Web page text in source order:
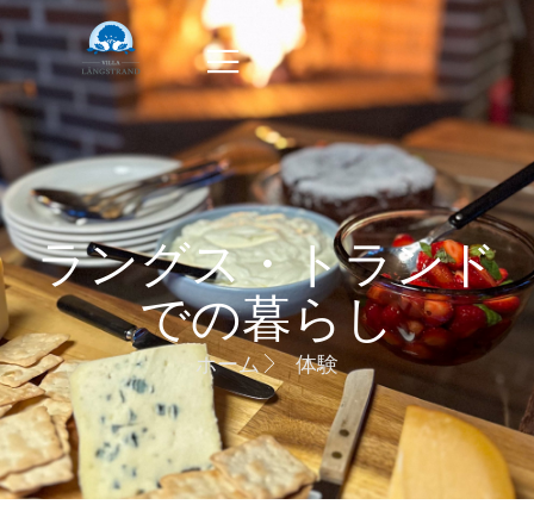
ラングス・トランド
での暮らし
ホーム 体験